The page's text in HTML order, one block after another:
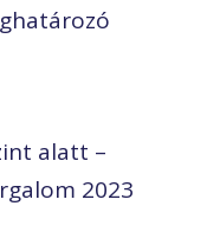
alatt –
2023